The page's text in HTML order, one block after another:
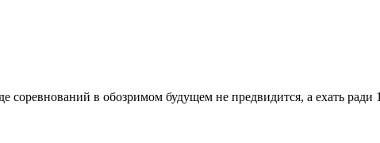
в обозримом будущем не предвидится, а ехать ради